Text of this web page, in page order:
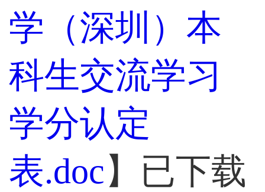
学（深圳）本
科生交流学习
学分认定
表.doc】已下载